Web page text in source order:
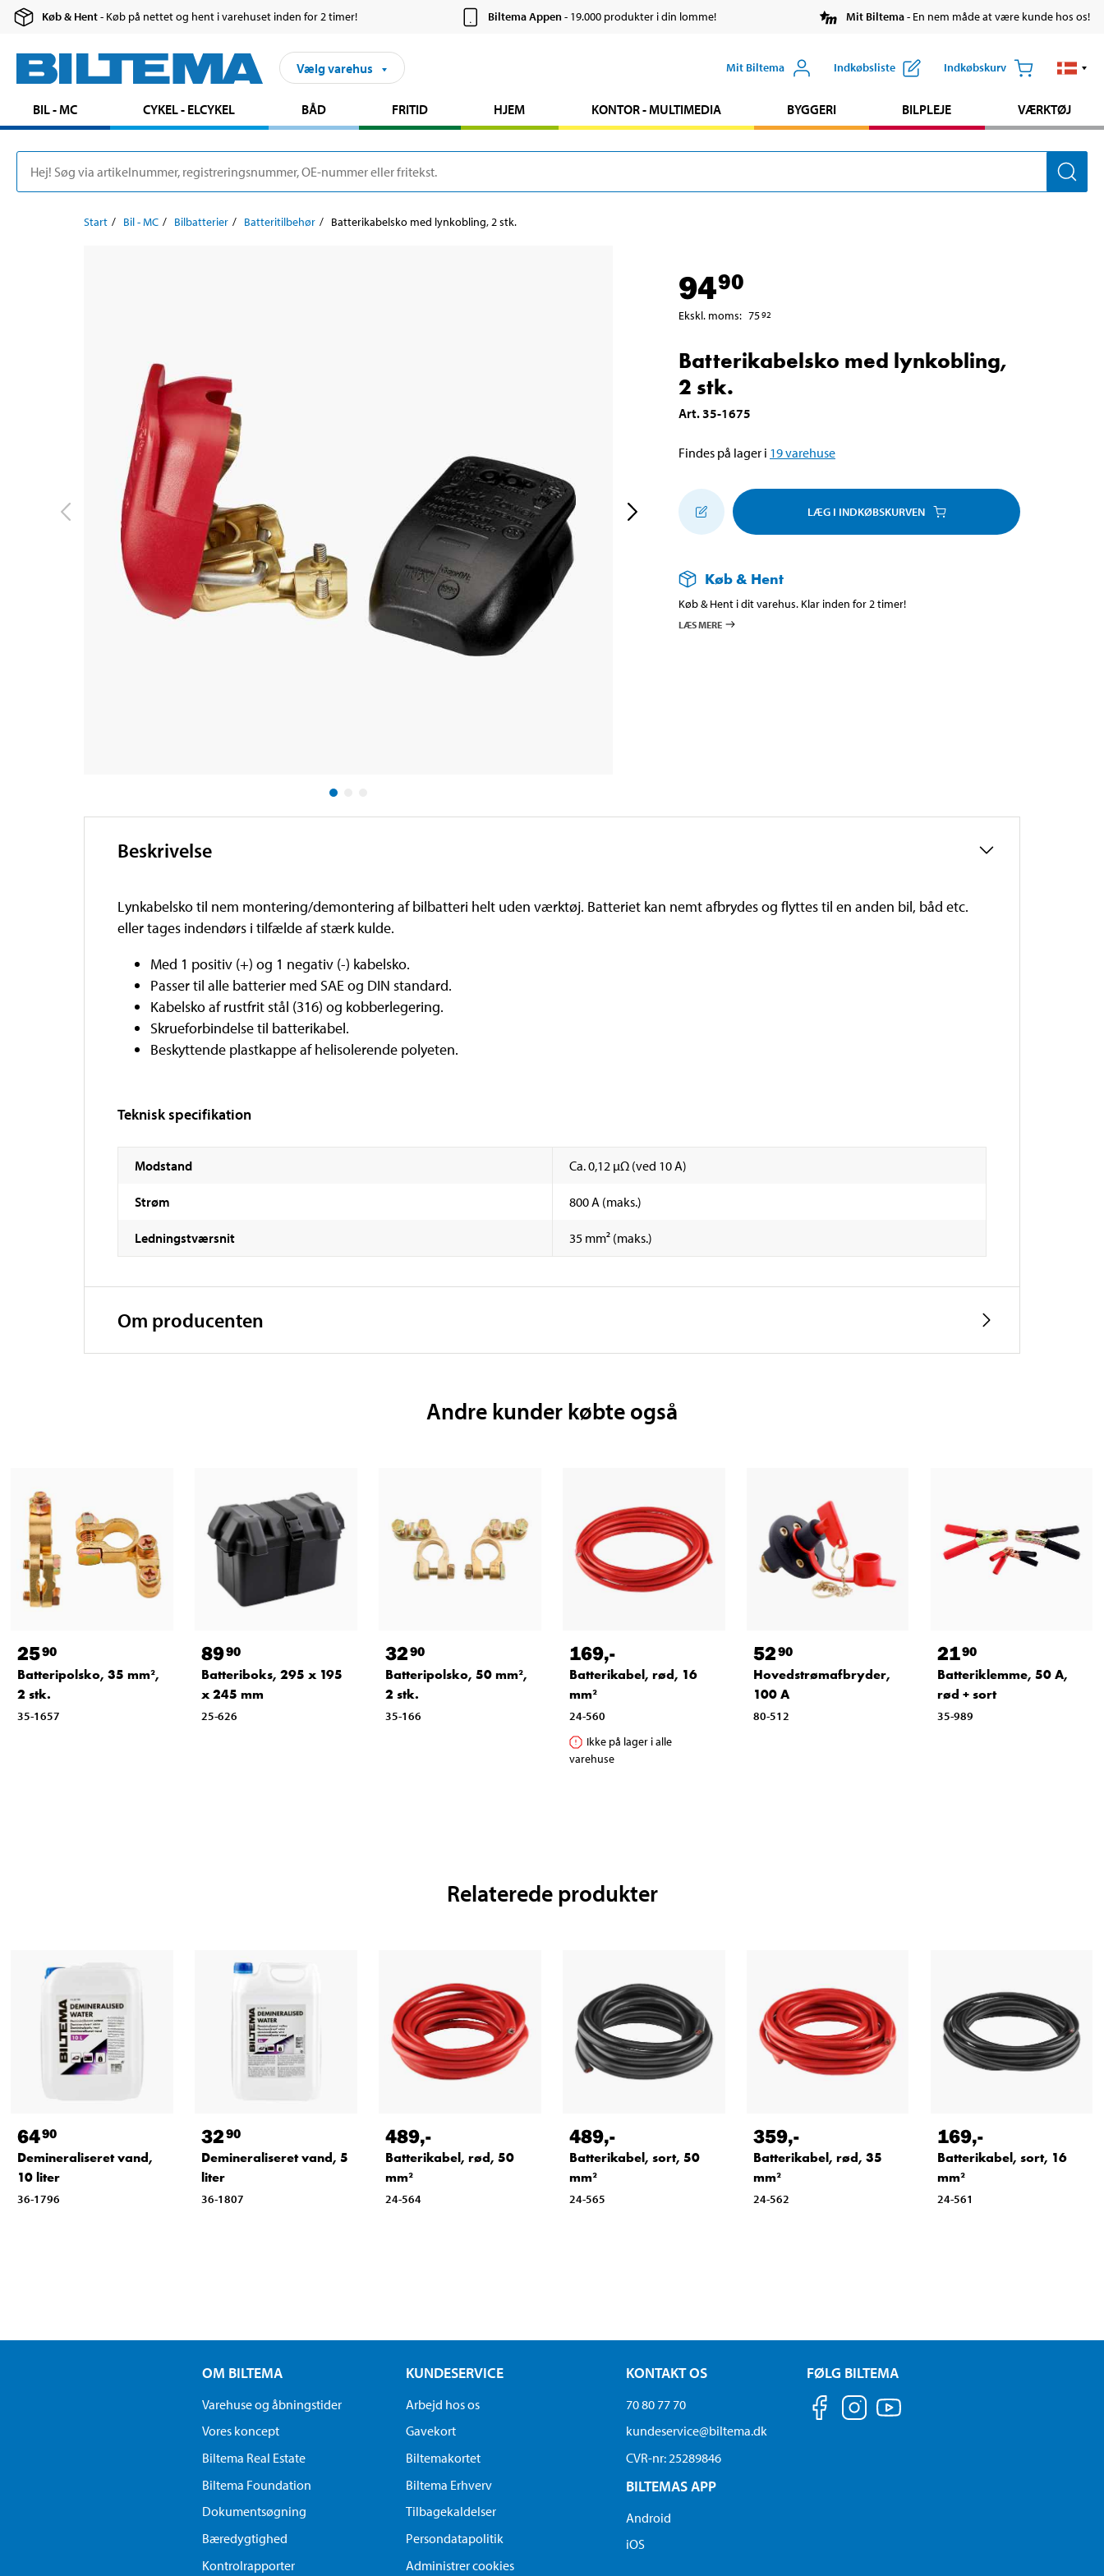
Køb & Hent- Køb på nettet og hent i varehuset inden for 2 timer! Biltema Appen- 19.000 produkter i din lomme! Mit Biltema- En nem måde at være kunde hos os!
Vælg varehus Mit Biltema Indkøbsliste Indkøbskurv
BIL - MC CYKEL - ELCYKEL BÅD FRITID HJEM KONTOR - MULTIMEDIA BYGGERI BILPLEJE VÆRKTØJ
Start Bil - MC Bilbatterier Batteritilbehør Batterikabelsko med lynkobling, 2 stk.
9490
Ekskl. moms: 7592
Batterikabelsko med lynkobling,
2 stk.
Art.35-1675
Findes på lager i 19varehuse
LÆG I INDKØBSKURVEN
Køb & Hent
Køb & Hent i dit varehus. Klar inden for 2 timer!
LÆS MERE
Beskrivelse
Lynkabelsko til nem montering/demontering af bilbatteri helt uden værktøj. Batteriet kan nemt afbrydes og flyttes til en anden bil, båd etc.
eller tages indendørs i tilfælde af stærk kulde.
Med 1 positiv (+) og 1 negativ (-) kabelsko.
Passer til alle batterier med SAE og DIN standard.
Kabelsko af rustfrit stål (316) og kobberlegering.
Skrueforbindelse til batterikabel.
Beskyttende plastkappe af helisolerende polyeten.
Teknisk specifikation
Modstand Ca. 0,12 µΩ (ved 10 A)
Strøm 800 A (maks.)
Ledningstværsnit 35 mm² (maks.)
Om producenten
Andre kunder købte også
2590
Batteripolsko, 35 mm²,
2 stk.
35-1657
8990
Batteriboks, 295 x 195
x 245 mm
25-626
3290
Batteripolsko, 50 mm²,
2 stk.
35-166
169,-
Batterikabel, rød, 16
mm²
24-560
Ikke på lager i alle
varehuse
5290
Hovedstrømafbryder,
100 A
80-512
2190
Batteriklemme, 50 A,
rød + sort
35-989
Relaterede produkter
6490
Demineraliseret vand,
10 liter
36-1796
3290
Demineraliseret vand, 5
liter
36-1807
489,-
Batterikabel, rød, 50
mm²
24-564
489,-
Batterikabel, sort, 50
mm²
24-565
359,-
Batterikabel, rød, 35
mm²
24-562
169,-
Batterikabel, sort, 16
mm²
24-561
OM BILTEMA
Varehuse og åbningstider
Vores koncept
Biltema Real Estate
Biltema Foundation
Dokumentsøgning
Bæredygtighed
Kontrolrapporter
KUNDESERVICE
Arbejd hos os
Gavekort
Biltemakortet
Biltema Erhverv
Tilbagekaldelser
Persondatapolitik
Administrer cookies
KONTAKT OS
70 80 77 70
kundeservice@biltema.dk
CVR-nr: 25289846
BILTEMAS APP
Android
iOS
FØLG BILTEMA